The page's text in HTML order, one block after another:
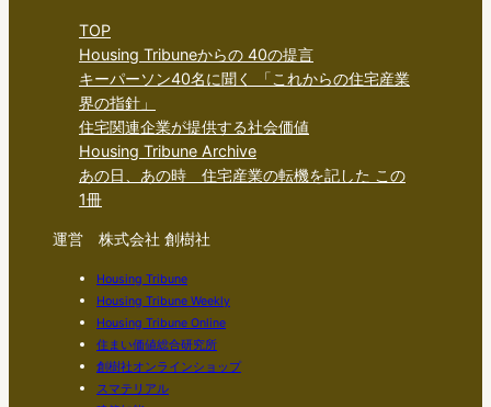
TOP
Housing Tribuneからの 40の提言
キーパーソン40名に聞く 「これからの住宅産業
界の指針」
住宅関連企業が提供する社会価値
Housing Tribune Archive
あの日、あの時 住宅産業の転機を記した この
1冊
運営 株式会社 創樹社
Housing Tribune
Housing Tribune Weekly
Housing Tribune Online
住まい価値総合研究所
創樹社オンラインショップ
スマテリアル